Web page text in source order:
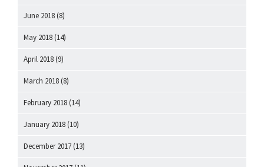
June 2018 (8)
May 2018 (14)
April 2018 (9)
March 2018 (8)
February 2018 (14)
January 2018 (10)
December 2017 (13)